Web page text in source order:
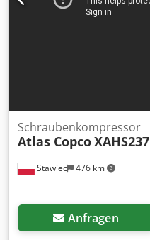
Stawiec 476 km
Schraubenkompressor
Atlas CopcoXAHS237
Anfragen